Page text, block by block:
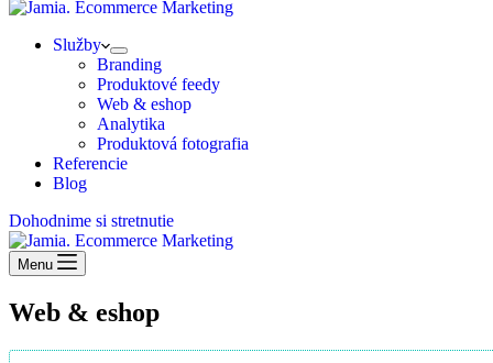
Služby
Branding
Produktové feedy
Web & eshop
Analytika
Produktová fotografia
Referencie
Blog
Dohodnime si stretnutie
Menu
Web & eshop